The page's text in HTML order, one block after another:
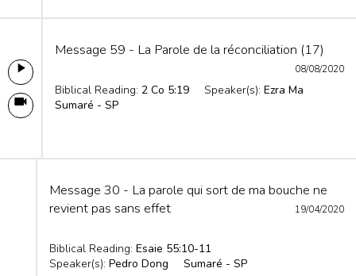
Message 59 - La Parole de la réconciliation (17)
08/08/2020
Biblical Reading: 2 Co 5:19 Speaker(s): Ezra Ma
Sumaré - SP
Message 30 - La parole qui sort de ma bouche ne
revient pas sans effet
19/04/2020
Biblical Reading: Esaie 55:10-11
Speaker(s): Pedro Dong Sumaré - SP